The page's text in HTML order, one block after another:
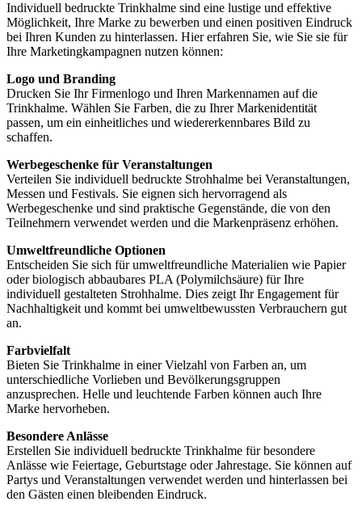
Individuell bedruckte Trinkhalme sind eine lustige und effektive
Möglichkeit, Ihre Marke zu bewerben und einen positiven Eindruck
bei Ihren Kunden zu hinterlassen. Hier erfahren Sie, wie Sie sie für
Ihre Marketingkampagnen nutzen können:
Logo und Branding
Drucken Sie Ihr Firmenlogo und Ihren Markennamen auf die
Trinkhalme. Wählen Sie Farben, die zu Ihrer Markenidentität
passen, um ein einheitliches und wiedererkennbares Bild zu
schaffen.
Werbegeschenke für Veranstaltungen
Verteilen Sie individuell bedruckte Strohhalme bei Veranstaltungen,
Messen und Festivals. Sie eignen sich hervorragend als
Werbegeschenke und sind praktische Gegenstände, die von den
Teilnehmern verwendet werden und die Markenpräsenz erhöhen.
Umweltfreundliche Optionen
Entscheiden Sie sich für umweltfreundliche Materialien wie Papier
oder biologisch abbaubares PLA (Polymilchsäure) für Ihre
individuell gestalteten Strohhalme. Dies zeigt Ihr Engagement für
Nachhaltigkeit und kommt bei umweltbewussten Verbrauchern gut
an.
Farbvielfalt
Bieten Sie Trinkhalme in einer Vielzahl von Farben an, um
unterschiedliche Vorlieben und Bevölkerungsgruppen
anzusprechen. Helle und leuchtende Farben können auch Ihre
Marke hervorheben.
Besondere Anlässe
Erstellen Sie individuell bedruckte Trinkhalme für besondere
Anlässe wie Feiertage, Geburtstage oder Jahrestage. Sie können auf
Partys und Veranstaltungen verwendet werden und hinterlassen bei
den Gästen einen bleibenden Eindruck.